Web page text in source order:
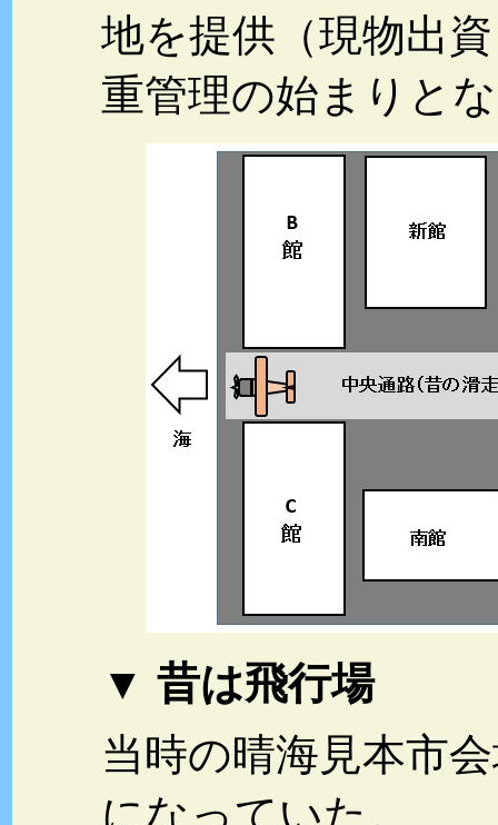
地を提供（現物出
重管理の始まりと
▼ 昔は飛行場
当時の晴海見本市
になっていた。